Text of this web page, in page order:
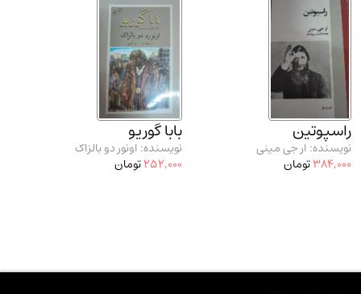
راسپوتین
نویسنده: ار جی مینی
384,000تومان
بابا گوریو
نویسنده: اونور دو بالزاک
252,000تومان